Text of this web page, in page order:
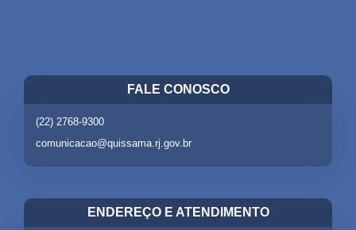
FALE CONOSCO
(22) 2768-9300
comunicacao@quissama.rj.gov.br
ENDEREÇO E ATENDIMENTO